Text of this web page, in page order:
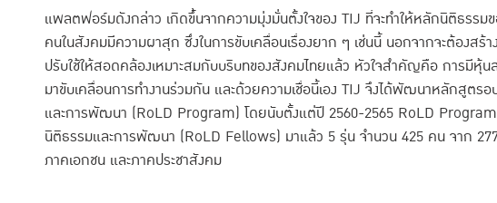
แพลตฟอร์มดังกล่าว เกิดขึ้นจากความมุ่งมั่นตั้งใจของ TIJ ที่จะทำให้หลักนิติธรรมข
คนในสังคมมีความผาสุก ซึ่งในการขับเคลื่อนเรื่องยาก ๆ เช่นนี้ นอกจากจะต้องสร้
ปรับใช้ให้สอดคล้องเหมาะสมกับบริบทของสังคมไทยแล้ว หัวใจสำคัญคือ การมีหุ้
มาขับเคลื่อนการทำงานร่วมกัน และด้วยความเชื่อนี้เอง TIJ จึงได้พัฒนาหลักสูต
และการพัฒนา (RoLD Program) โดยนับตั้งแต่ปี 2560-2565 RoLD
นิติธรรมและการพัฒนา (RoLD Fellows) มาแล้ว 5 รุ่น จำนวน 425 คน จาก
ภาคเอกชน และภาคประชาสังคม